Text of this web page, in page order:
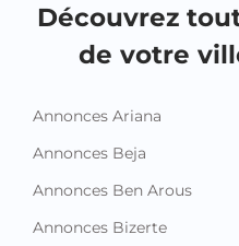
Découvrez
de votre
Annonces Ariana
Annonces Beja
Annonces Ben Arous
Annonces Bizerte